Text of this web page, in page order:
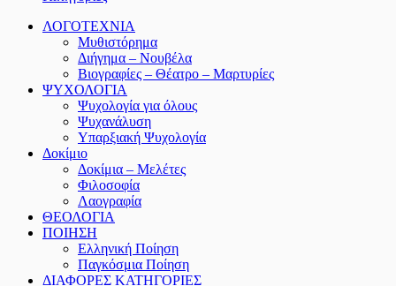
ΛΟΓΟΤΕΧΝΙΑ
Μυθιστόρημα
Διήγημα – Νουβέλα
Βιογραφίες – Θέατρο – Μαρτυρίες
ΨΥΧΟΛΟΓΙΑ
Ψυχολογία για όλους
Ψυχανάλυση
Υπαρξιακή Ψυχολογία
Δοκίμιο
Δοκίμια – Μελέτες
Φιλοσοφία
Λαογραφία
ΘΕΟΛΟΓΙΑ
ΠΟΙΗΣΗ
Ελληνική Ποίηση
Παγκόσμια Ποίηση
ΔΙΑΦΟΡΕΣ ΚΑΤΗΓΟΡΙΕΣ